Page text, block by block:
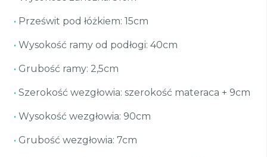
• Prześwit pod łóżkiem: 15cm
• Wysokość ramy od podłogi: 40cm
• Grubość ramy: 2,5cm
• Szerokość wezgłowia: szerokość materaca + 9cm
• Wysokość wezgłowia: 90cm
• Grubość wezgłowia: 7cm